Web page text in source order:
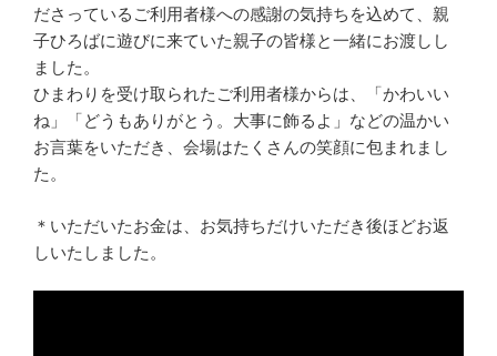
ださっているご利用者様への感謝の気持ちを込めて、親
子ひろばに遊びに来ていた親子の皆様と一緒にお渡しし
ました。
ひまわりを受け取られたご利用者様からは、「かわいい
ね」「どうもありがとう。大事に飾るよ」などの温かい
お言葉をいただき、会場はたくさんの笑顔に包まれまし
た。
＊いただいたお金は、お気持ちだけいただき後ほどお返
しいたしました。